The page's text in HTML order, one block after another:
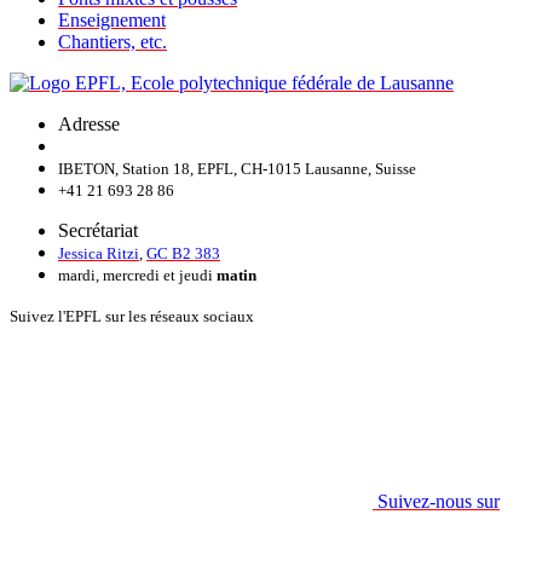
Enseignement
Chantiers, etc.
Adresse
IBETON, Station 18, EPFL, CH-1015 Lausanne, Suisse
+41 21 693 28 86
Secrétariat
Jessica Ritzi GC B2 383
mardi, mercredi et jeudi matin
Suivez l'EPFL sur les réseaux sociaux
Suivez-nous sur